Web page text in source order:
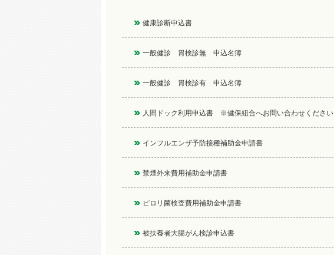
健康診断申込書
一般健診 胃検診無 申込名簿
一般健診 胃検診有 申込名簿
人間ドック利用申込書 ※健保組合へお問い合わせください
インフルエンザ予防接種補助金申請書
禁煙外来費用補助金申請書
ピロリ菌検査費用補助金申請書
被扶養者大腸がん検診申込書